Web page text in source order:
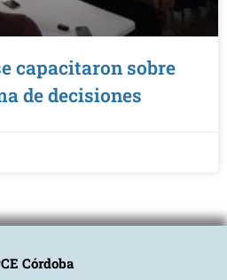
capacitaron sobre
de decisiones
Córdoba